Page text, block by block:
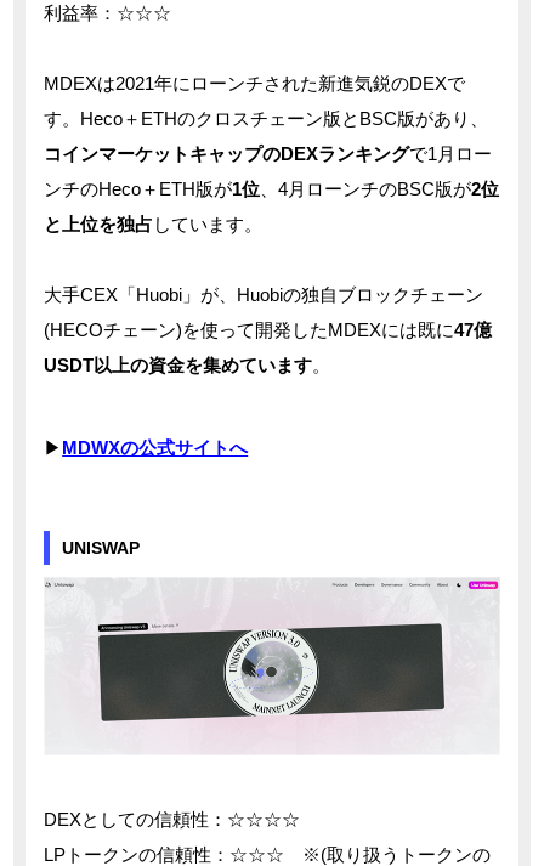
利益率：☆☆☆
MDEXは2021年にローンチされた新進気鋭のDEXで
す。Heco＋ETHのクロスチェーン版とBSC版があり、
コインマーケットキャップのDEXランキングで1月ロー
ンチのHeco＋ETH版が1位 、4月ローンチのBSC版が2位
と上位を独占 しています。
大手CEX「Huobi」が、Huobiの独自ブロックチェーン
(HECOチェーン)を使って開発したMDEXには既に47億
USDT以上の資金を集めています。
▶ MDWXの公式サイトへ
UNISWAP
DEXとしての信頼性：☆☆☆☆
LPトークンの信頼性：☆☆☆ ※(取り扱うトークンの